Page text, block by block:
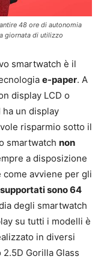
48 ore di autonomia
giornata di utilizzo
smartwatch è il
e-paper. A
display LCD o
ha un display
risparmio sotto il
smartwatch non
a disposizione
avviene per gli
sono 64
degli smartwatch
su tutti i modelli è
in diversi
Gorilla Glass